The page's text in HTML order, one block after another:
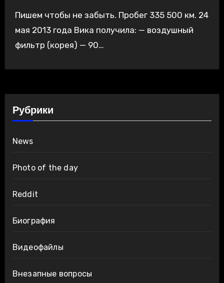
Пишем чтобы не забыть. Пробег 335 500 км. 24
мая 2013 года Вика получила: — воздушный
фильтр (корея) — 90…
Рубрики
News
Photo of the day
Reddit
Биография
Видеофайлы
Внезапные вопросы